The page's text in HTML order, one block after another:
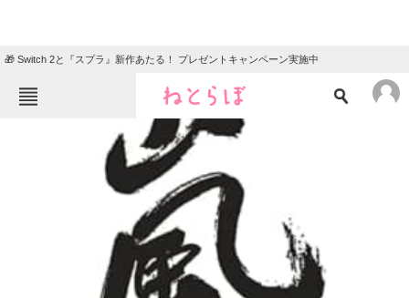
🎁 Switch 2と『スプラ』新作あたる！ プレゼントキャンペーン実施中
クイズ
地域
教育・育児
リサーチ